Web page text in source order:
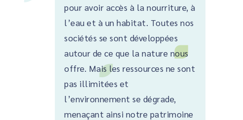
pour avoir accès à la nourriture, à
l’eau et à un habitat. Toutes nos
sociétés se sont développées
autour de ce que la nature nous
offre. Mais les ressources ne sont
pas illimitées et
l’environnement se dégrade,
menaçant ainsi notre patrimoine